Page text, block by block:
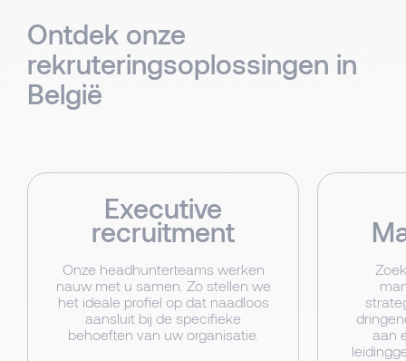
Ontdek onze
rekruteringsoplossingen in
België
Executive
recruitment
Onze headhunterteams werken
nauw met u samen. Zo stellen we
het ideale profiel op dat naadloos
aansluit bij de specifieke
behoeften van uw organisatie.
aan